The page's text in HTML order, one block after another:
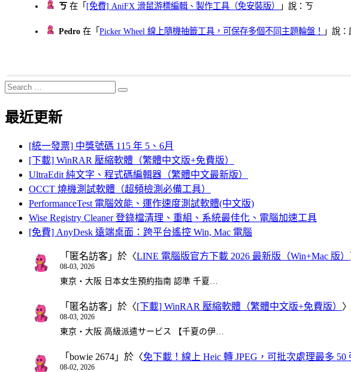
ㄎ 在「 [免費] AniFX 滑鼠游標編輯、製作工具（免安裝版） 」說：ㄎ
Pedro 在「Picker Wheel 線上隨機抽籤工具，可保存多個不同主題輪盤！ 」說：
Search
for:
Search
最近更新
[統一發票] 中獎號碼 115 年 5、6月
[下載] WinRAR 壓縮軟體（繁體中文版+免費版）
UltraEdit 純文字、程式碼編輯器（繁體中文最新版）
OCCT 燒機測試軟體（超頻檢測必備工具）
PerformanceTest 電腦效能、運作速度測試軟體(中文版)
Wise Registry Cleaner 登錄檔清理、重組、系統最佳化、電腦加速工具
[免費] AnyDesk 遠端桌面：跨平台遙控 Win, Mac 電腦
「 匿名訪客 」於〈LINE 電腦版官方下載 2026 最新版（Win+Mac 版）
08-03, 2026
東京・大阪 日本女生預約指南 認準 千夏…
「 匿名訪客 」於〈[下載] WinRAR 壓縮軟體（繁體中文版+免費版）
08-03, 2026
東京・大阪 高級派遣サービス 【千夏の伊…
「 bowie 2674 」於〈免下載！線上 Heic 轉 JPEG，可批次處理最多 50
08-02, 2026